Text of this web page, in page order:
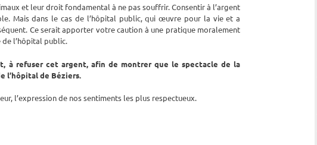
et leur droit fondamental à ne pas souffrir. Consentir à l’argent
Mais dans le cas de l’hôpital public, qui œuvre pour la vie et a
Ce serait apporter votre caution à une pratique moralement
l’hôpital public.
à refuser cet argent, afin de montrer que le spectacle de la
l’hôpital de Béziers.
l’expression de nos sentiments les plus respectueux.